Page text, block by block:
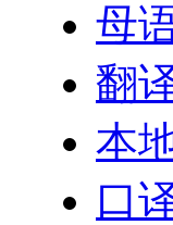
母
翻
本
口